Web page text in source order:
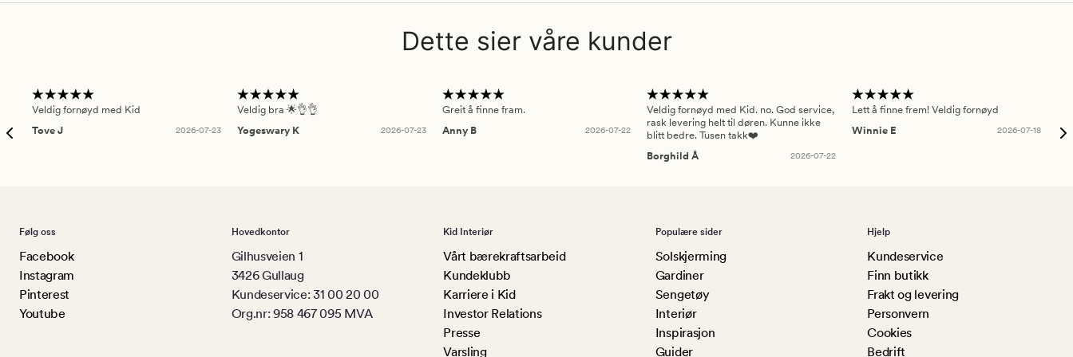
Dette sier våre kunder
Veldig fornøyd med Kid
Tove J
2026-07-23
Veldig bra 🌟👌👌
Yogeswary K
2026-07-23
Greit å finne fram.
Anny B
2026-07-22
Veldig fornøyd med Kid. no. God service,
rask levering helt til døren. Kunne ikke
blitt bedre. Tusen takk❤️
Borghild Å
2026-07-22
Lett å finne frem! Veldig fornøyd
Winnie E
2026-07-18
Følg oss
Facebook
Instagram
Pinterest
Youtube
Hovedkontor
Gilhusveien 1
3426 Gullaug
Kundeservice: 31 00 20 00
Org.nr: 958 467 095 MVA
Kid Interiør
Vårt bærekraftsarbeid
Kundeklubb
Karriere i Kid
Investor Relations
Presse
Varsling
Populære sider
Solskjerming
Gardiner
Sengetøy
Interiør
Inspirasjon
Guider
Hjelp
Kundeservice
Finn butikk
Frakt og levering
Personvern
Cookies
Bedrift